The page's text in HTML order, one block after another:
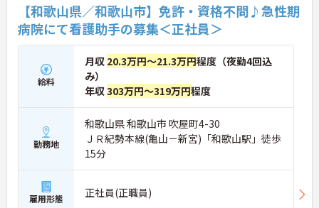
【和歌山県／和歌山市】免許・資格不問♪急性期
病院にて看護助手の募集＜正社員＞
給料
月収 20.3万円～21.3万円程度（夜勤4回込
み）
年収303万円～319万円程度
勤務地
和歌山県 和歌山市 吹屋町4-30
ＪＲ紀勢本線(亀山－新宮)「和歌山駅」徒歩
15分
雇用形態 正社員(正職員)